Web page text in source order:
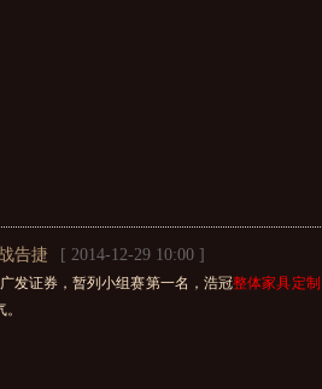
告捷 [ 2014-12-29 10:00 ]
发证券，暂列小组赛第一名，浩冠整体家具定制